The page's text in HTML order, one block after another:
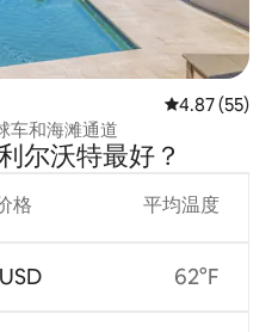
平均评分
4.87 (55)
车和海滩通道
尔沃特最好？
格 平均温度
62°F